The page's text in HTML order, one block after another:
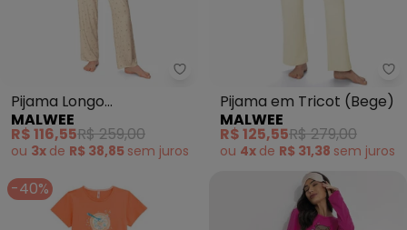
Malwee - Pijama Longo
Pijama Longo
Maternidade (Off White)
MALWEE
R$ 116,55R$ 259,00
ou 3x de R$ 38,85 sem juros
Pijama em Tricot (Bege)
MALWEE
R$ 125,55R$ 279,00
ou 4x de R$ 31,38 sem juros
-40%